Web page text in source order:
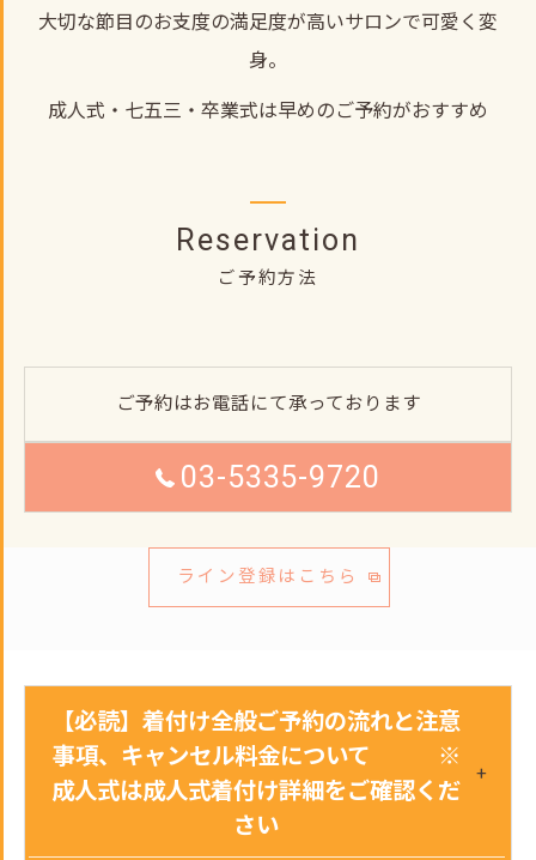
大切な節目のお支度の満足度が高いサロンで可愛く変
身。
成人式・七五三・卒業式は早めのご予約がおすすめ
Reservation
ご予約方法
ご予約はお電話にて承っております
03-5335-9720
ライン登録はこちら
【必読】着付け全般ご予約の流れと注意
事項、キャンセル料金について ※
成人式は成人式着付け詳細をご確認くだ
さい